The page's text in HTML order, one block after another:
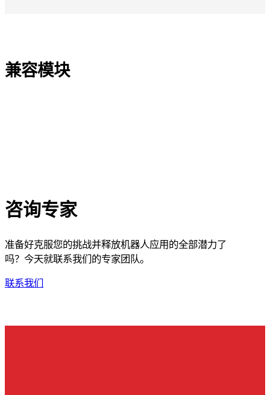
兼容模块
咨询专家
准备好克服您的挑战并释放机器人应用的全部潜力了
吗？今天就联系我们的专家团队。
联系我们